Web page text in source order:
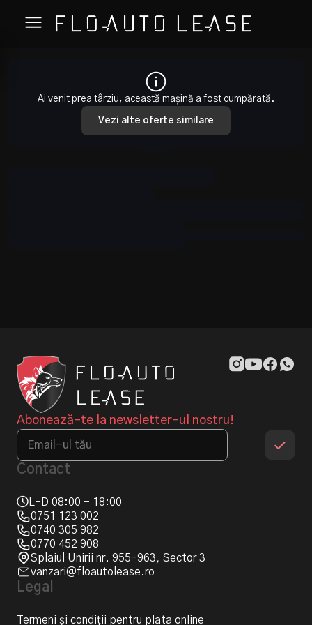
Ai venit prea târziu, această mașină a fost cumpărată.
Vezi alte oferte similare
Abonează-te la newsletter-ul nostru!
Contact
L-D 08:00 - 18:00
0751 123 002
0740 305 982
0770 452 908
Splaiul Unirii nr. 955-963, Sector 3
vanzari@floautolease.ro
Legal
Termeni și condiții pentru plata online